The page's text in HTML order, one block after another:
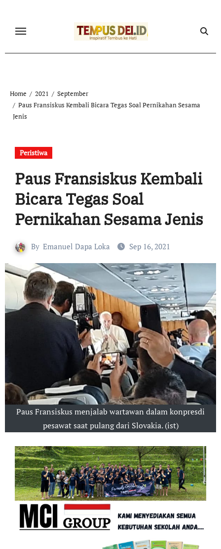
content
Home 2021
September
Paus Fransiskus Kembali Bicara Tegas Soal Pernikahan Sesama
Jenis
Peristiwa
Paus Fransiskus Kembali
Bicara Tegas Soal
Pernikahan Sesama Jenis
By Emanuel Dapa Loka Sep 16, 2021
Paus Fransiskus menjalab wartawan dalam konpresdi
pesawat saat pulang dari Slovakia. (ist)